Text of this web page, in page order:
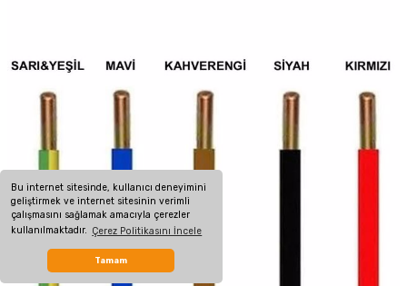
Bu internet sitesinde, kullanıcı deneyimini
geliştirmek ve internet sitesinin verimli
çalışmasını sağlamak amacıyla çerezler
kullanılmaktadır. Çerez Politikasını İncele
Tamam